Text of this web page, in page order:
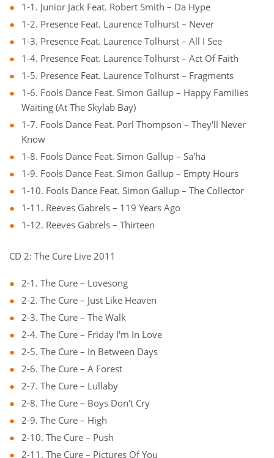
1-1. Junior Jack Feat. Robert Smith – Da Hype
1-2. Presence Feat. Laurence Tolhurst – Never
1-3. Presence Feat. Laurence Tolhurst – All I See
1-4. Presence Feat. Laurence Tolhurst – Act Of Faith
1-5. Presence Feat. Laurence Tolhurst – Fragments
1-6. Fools Dance Feat. Simon Gallup – Happy Families
Waiting (At The Skylab Bay)
1-7. Fools Dance Feat. Porl Thompson – They'll Never
Know
1-8. Fools Dance Feat. Simon Gallup – Sa'ha
1-9. Fools Dance Feat. Simon Gallup – Empty Hours
1-10. Fools Dance Feat. Simon Gallup – The Collector
1-11. Reeves Gabrels – 119 Years Ago
1-12. Reeves Gabrels – Thirteen
CD 2: The Cure Live 2011
2-1. The Cure – Lovesong
2-2. The Cure – Just Like Heaven
2-3. The Cure – The Walk
2-4. The Cure – Friday I'm In Love
2-5. The Cure – In Between Days
2-6. The Cure – A Forest
2-7. The Cure – Lullaby
2-8. The Cure – Boys Don't Cry
2-9. The Cure – High
2-10. The Cure – Push
2-11. The Cure – Pictures Of You